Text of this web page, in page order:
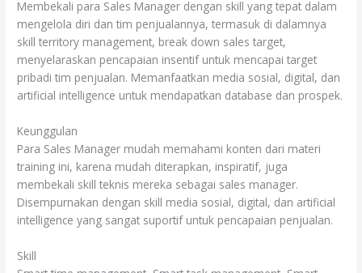
Membekali para Sales Manager dengan skill yang tepat dalam
mengelola diri dan tim penjualannya, termasuk di dalamnya
skill territory management, break down sales target,
menyelaraskan pencapaian insentif untuk mencapai target
pribadi tim penjualan. Memanfaatkan media sosial, digital, dan
artificial intelligence untuk mendapatkan database dan prospek.
Keunggulan
Para Sales Manager mudah memahami konten dari materi
training ini, karena mudah diterapkan, inspiratif, juga
membekali skill teknis mereka sebagai sales manager.
Disempurnakan dengan skill media sosial, digital, dan artificial
intelligence yang sangat suportif untuk pencapaian penjualan.
Skill